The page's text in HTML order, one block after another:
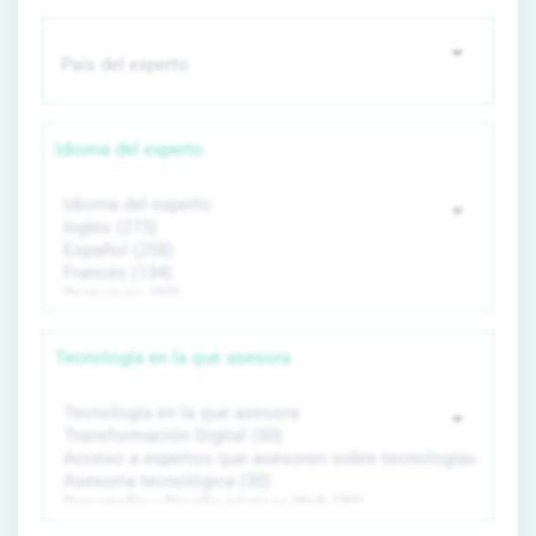
Idioma del experto
Tecnología en la que asesora